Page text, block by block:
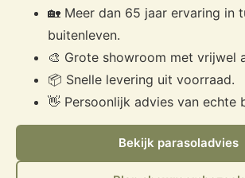
🏡 Meer dan 65 jaar ervaring in
buitenleven.
🎨 Grote showroom met vrijwel
📦 Snelle levering uit voorraad.
👋 Persoonlijk advies van echte
Bekijk parasoladvies